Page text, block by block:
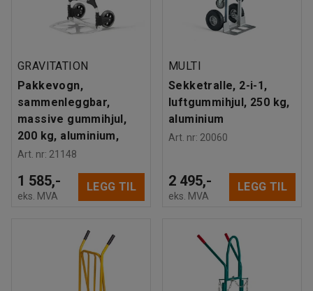
GRAVITATION
Pakkevogn,
sammenleggbar,
massive gummihjul,
200 kg, aluminium,
Art. nr: 21148
1 585,-
eks. MVA
LEGG TIL
MULTI
Sekketralle, 2-i-1,
luftgummihjul, 250 kg,
aluminium
Art. nr: 20060
2 495,-
eks. MVA
LEGG TIL